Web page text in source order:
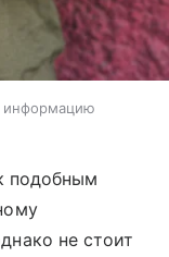
информацию
подобным
не стоит